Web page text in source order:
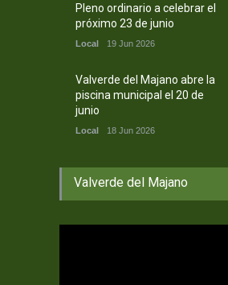
Pleno ordinario a celebrar el
próximo 23 de junio
Local 19 Jun 2026
Valverde del Majano abre la
piscina municipal el 20 de
junio
Local 18 Jun 2026
Valverde del Majano